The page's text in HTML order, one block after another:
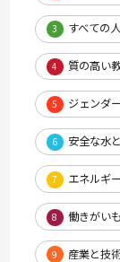
3 すべての
4 質の高い
5 ジェンダ
6 安全な水
7 エネルギ
8 働きがい
9 産業と技